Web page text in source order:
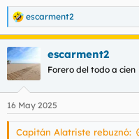
R
e
a
c
i
e
s
escarment2
escarment2
Forero del todo a cien
16 May 2025
Capitán Alatriste rebuznó: